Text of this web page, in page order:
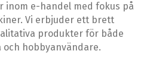
inom e-handel med fokus på
Vi erbjuder ett brett
produkter för både
och hobbyanvändare.